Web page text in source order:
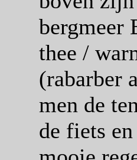
bergmeer
thee /
(rabarber
men de
de fiets